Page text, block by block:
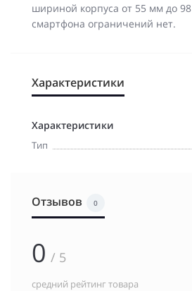
шириной корпуса от 55 мм до
смартфона ограничений нет.
Характеристики
Характеристики
Тип
Отзывов 0
0 / 5
средний рейтинг товара